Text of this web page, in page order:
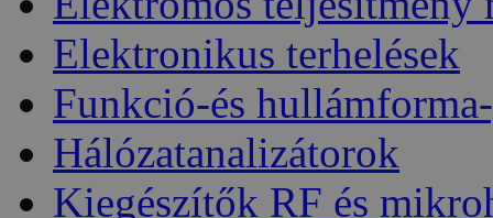
Elektronikus terhelések
Funkció-és
Hálózatanalizátorok
Kiegészítők RF és